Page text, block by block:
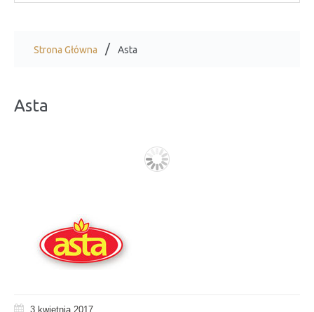
Strona Główna Asta
Asta
3 kwietnia 2017